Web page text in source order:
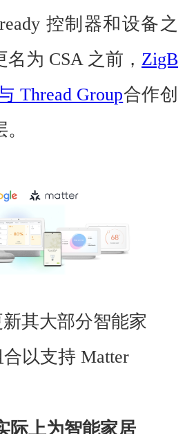
控制器和设备之
为 CSA 之前， ZigB
Thread Group合作创
其大部分智能家
以支持 Matter
际上为智能家居